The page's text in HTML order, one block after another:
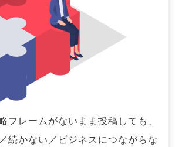
フレームがないまま投稿しても、
続かない／ビジネスにつながらな